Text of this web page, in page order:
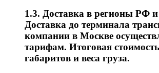
1.3. Доставка в регионы РФ
Доставка до терминала
компании в Москве
тарифам. Итоговая
габаритов и веса груза.